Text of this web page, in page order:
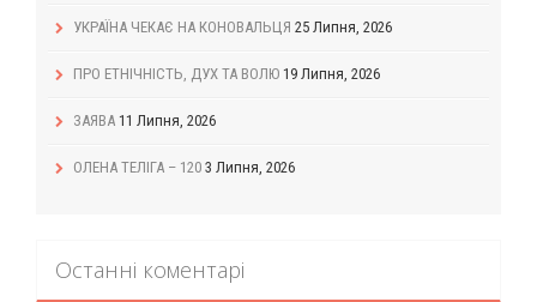
УКРАЇНА ЧЕКАЄ НА КОНОВАЛЬЦЯ 25 Липня, 2026
ПРО ЕТНІЧНІСТЬ, ДУХ ТА ВОЛЮ 19 Липня, 2026
ЗАЯВА 11 Липня, 2026
ОЛЕНА ТЕЛІГА – 120 3 Липня, 2026
Останні коментарі